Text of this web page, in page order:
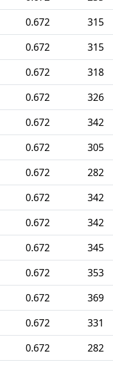
0.672 315
0.672 315
0.672 318
0.672 326
0.672 342
0.672 305
0.672 282
0.672 342
0.672 342
0.672 345
0.672 353
0.672 369
0.672 331
0.672 282